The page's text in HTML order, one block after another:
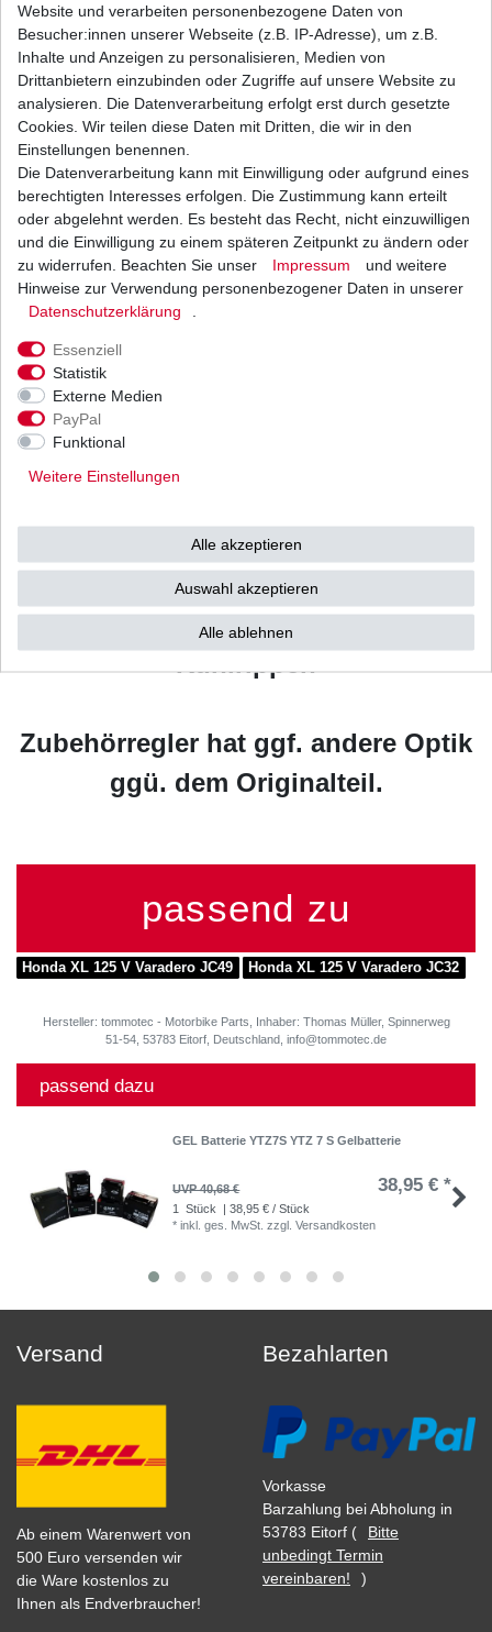
* inkl. ges. MwSt. zzgl.Versandkosten
Beschreibung
Weitere Details
HONDA
XL125 V Varadero
Typ: JC32 / JC49
Steckanschluss identisch mit dem
1*5er Stecker 5fach belegt.
Vergleichsangaben zum Original:
SH691-12 ersetzt SH633 ohne
Kühlrippen
Zubehörregler hat ggf. andere Optik
ggü. dem Originalteil.
passend zu
Honda XL 125 V Varadero JC49 Honda XL 125 V Varadero JC32
Hersteller: tommotec - Motorbike Parts, Inhaber: Thomas Müller, Spinnerweg
51-54, 53783 Eitorf, Deutschland, info@tommotec.de
passend dazu
GEL Batterie YTZ7S YTZ 7 S Gelbatterie
UVP 40,68 € 38,95 € *
1 Stück
| 38,95 € / Stück
*inkl. ges. MwSt. zzgl.Versandkosten
Versand
Ab einem Warenwert von
500 Euro versenden wir
die Ware kostenlos zu
Ihnen als Endverbraucher!
Bezahlarten
Vorkasse
Barzahlung bei Abholung in
53783 Eitorf (
Bitte
unbedingt Termin
vereinbaren!
)
Website und verarbeiten personenbezogene Daten von
Besucher:innen unserer Webseite (z.B. IP-Adresse), um z.B.
Inhalte und Anzeigen zu personalisieren, Medien von
Drittanbietern einzubinden oder Zugriffe auf unsere Website zu
analysieren. Die Datenverarbeitung erfolgt erst durch gesetzte
Cookies. Wir teilen diese Daten mit Dritten, die wir in den
Einstellungen benennen.
Die Datenverarbeitung kann mit Einwilligung oder aufgrund eines
berechtigten Interesses erfolgen. Die Zustimmung kann erteilt
oder abgelehnt werden. Es besteht das Recht, nicht einzuwilligen
und die Einwilligung zu einem späteren Zeitpunkt zu ändern oder
zu widerrufen. Beachten Sie unser
Impressum
und weitere
Hinweise zur Verwendung personenbezogener Daten in unserer
Daten­schutz­erklärung
Essenziell
Statistik
Externe Medien
PayPal
Funktional
Weitere Einstellungen
Alle akzeptieren
Auswahl akzeptieren
Alle ablehnen